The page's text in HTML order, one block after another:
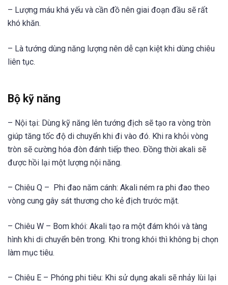
– Lượng máu khá yếu và cần đồ nên giai đoạn đầu sẽ rất
khó khăn.
– Là tướng dùng năng lượng nên dễ cạn kiệt khi dùng chiêu
liên tục.
Bộ kỹ năng
– Nội tại: Dùng kỹ năng lên tướng địch sẽ tạo ra vòng tròn
giúp tăng tốc độ di chuyển khi đi vào đó. Khi ra khỏi vòng
tròn sẽ cường hóa đòn đánh tiếp theo. Đồng thời akali sẽ
được hồi lại một lượng nội năng.
– Chiêu Q – Phi đao năm cánh: Akali ném ra phi đao theo
vòng cung gây sát thương cho kẻ địch trước mặt.
– Chiêu W – Bom khói: Akali tạo ra một đám khói và tàng
hình khi di chuyển bên trong. Khi trong khói thì không bị chọn
làm mục tiêu.
– Chiêu E – Phóng phi tiêu: Khi sử dụng akali sẽ nhảy lùi lại